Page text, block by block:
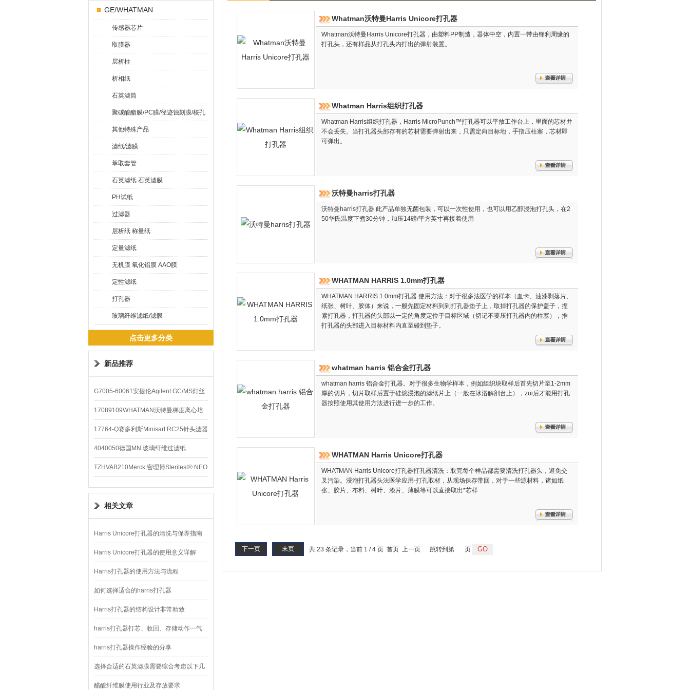
GE/WHATMAN
传感器芯片
取膜器
层析柱
析相纸
石英滤筒
聚碳酸酯膜/PC膜/径迹蚀刻膜/核孔
膜
其他特殊产品
滤纸/滤膜
萃取套管
石英滤纸 石英滤膜
PH试纸
过滤器
层析纸 称量纸
定量滤纸
无机膜 氧化铝膜 AAO膜
定性滤纸
打孔器
玻璃纤维滤纸/滤膜
点击更多分类
新品推荐
G7005-60061安捷伦Agilent GC/MS灯丝
配件
17089109WHATMAN沃特曼梯度离心培
养基
17764-Q赛多利斯Minisart RC25针头滤器
4040050德国MN 玻璃纤维过滤纸
TZHVAB210Merck 密理博Steritest® NEO
设备
相关文章
Harris Unicore打孔器的清洗与保养指南
Harris Unicore打孔器的使用意义详解
Harris打孔器的使用方法与流程
如何选择适合的harris打孔器
Harris打孔器的结构设计非常精致
harris打孔器打芯、收回、存储动作一气
呵成
harris打孔器操作经验的分享
选择合适的石英滤膜需要综合考虑以下几
个关键因素
醋酸纤维膜使用行业及存放要求
Whatman沃特曼Harris Unicore打孔器
Whatman沃特曼Harris Unicore打孔器，由塑料PP制造，器体中空，内置一带由锋利周缘的
打孔头，还有样品从打孔头内打出的弹射装置。
Whatman Harris组织打孔器
Whatman Harris组织打孔器，Harris MicroPunch™打孔器可以平放工作台上，里面的芯材并
不会丢失。当打孔器头部存有的芯材需要弹射出来，只需定向目标地，手指压柱塞，芯材即
可弹出。
沃特曼harris打孔器
沃特曼harris打孔器 此产品单独无菌包装，可以一次性使用，也可以用乙醇浸泡打孔头，在2
50华氏温度下煮30分钟，加压14磅/平方英寸再接着使用
WHATMAN HARRIS 1.0mm打孔器
WHATMAN HARRIS 1.0mm打孔器 使用方法：对于很多法医学的样本（血卡、油漆剥落片、
纸张、树叶、胶体）来说，一般先固定材料到到打孔器垫子上，取掉打孔器的保护盖子，捏
紧打孔器，打孔器的头部以一定的角度定位于目标区域（切记不要压打孔器内的柱塞），推
打孔器的头部进入目标材料内直至碰到垫子。
whatman harris 铝合金打孔器
whatman harris 铝合金打孔器。对于很多生物学样本，例如组织块取样后首先切片至1-2mm
厚的切片，切片取样后置于硅烷浸泡的滤纸片上（一般在冰浴解剖台上），zui后才能用打孔
器按照使用其使用方法进行进一步的工作。
WHATMAN Harris Unicore打孔器
WHATMAN Harris Unicore打孔器打孔器清洗：取完每个样品都需要清洗打孔器头，避免交
叉污染。浸泡打孔器头法医学应用-打孔取材，从现场保存带回，对于一些源材料，诸如纸
张、胶片、布料、树叶、漆片、薄膜等可以直接取出*芯样
共 23 条记录，当前 1 / 4 页 首页 上一页
下一页 末页 跳转到第 页